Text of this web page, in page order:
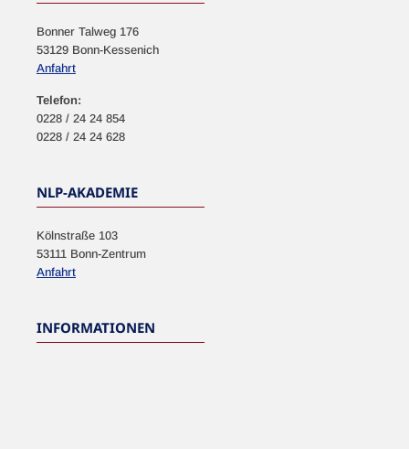
Bonner Talweg 176
53129 Bonn-Kessenich
Anfahrt
Telefon:
0228 / 24 24 854
0228 / 24 24 628
NLP-AKADEMIE
Kölnstraße 103
53111 Bonn-Zentrum
Anfahrt
INFORMATIONEN